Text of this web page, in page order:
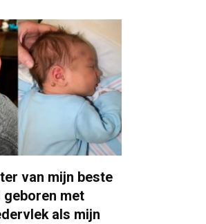
van mijn beste
met
als mijn